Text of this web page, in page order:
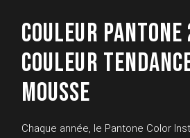
COULEUR
COULEUR
MOUSSE
Chaque année, le Pantone Color